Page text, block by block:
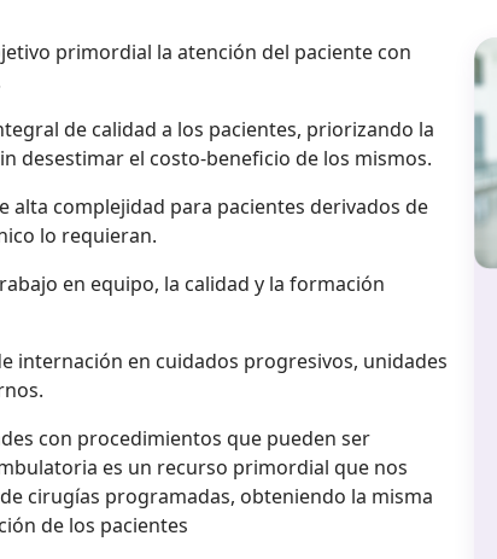
primordial la atención del paciente con
de calidad a los pacientes, priorizando la
desestimar el costo-beneficio de los mismos.
complejidad para pacientes derivados de
lo requieran.
en equipo, la calidad y la formación
internación en cuidados progresivos, unidades
con procedimientos que pueden ser
es un recurso primordial que nos
cirugías programadas, obteniendo la misma
de los pacientes